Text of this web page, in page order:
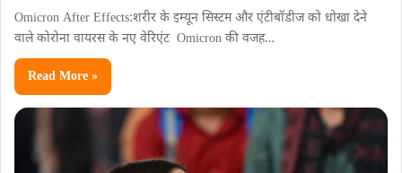
Omicron After Effects:शरीर के इम्यून सिस्टम और एंटीबॉडीज को धोखा देने
वाले कोरोना वायरस के नए वेरिएंट Omicron की वजह…
Read More »